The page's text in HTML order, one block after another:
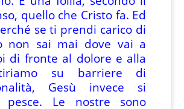
quello che Cristo fa. Ed
se ti prendi carico di
non sai mai dove vai a
di fronte al dolore e alla
su barriere di
Gesù invece si
Le nostre sono